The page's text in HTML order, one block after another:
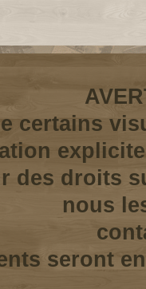
certains
des droits
nous
seront